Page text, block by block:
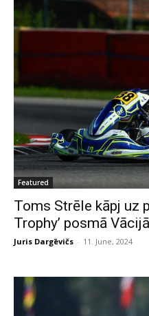
Featured
Toms Strēle kāpj uz
Trophy’ posmā Vācijā
Juris Dargēvičs - 11. June, 2024